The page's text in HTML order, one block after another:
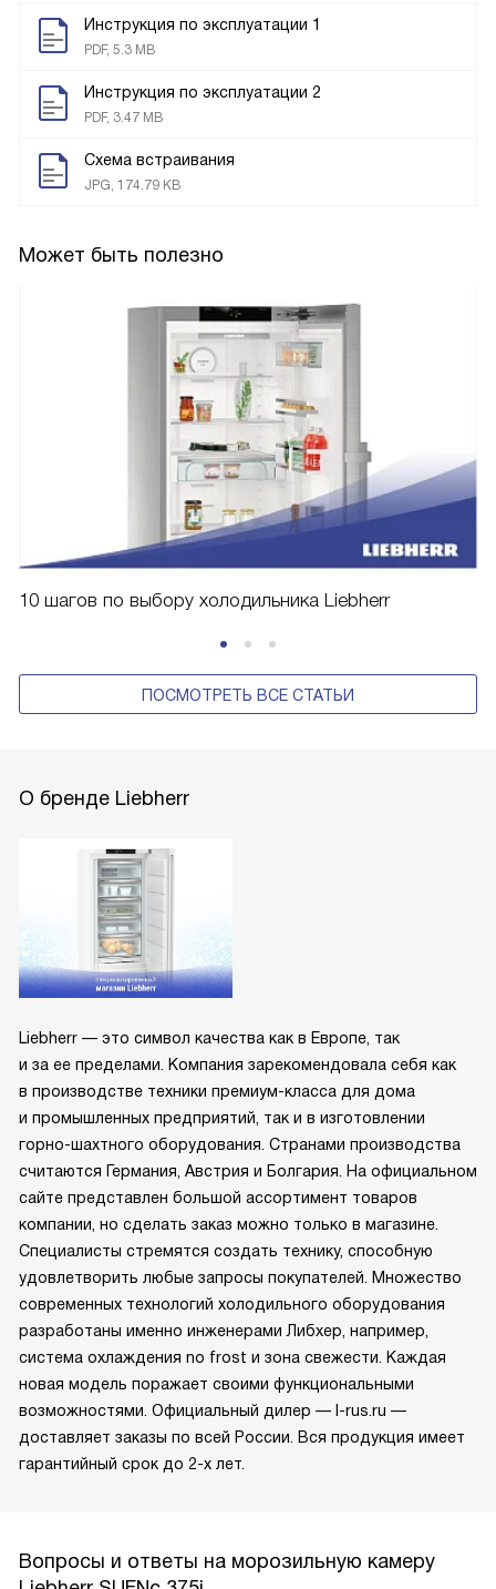
Инструкция по эксплуатации 1
PDF, 5.3 MB
Инструкция по эксплуатации 2
PDF, 3.47 MB
Схема встраивания
JPG, 174.79 KB
Может быть полезно
10 шагов по выбору холодильника Liebherr
ПОСМОТРЕТЬ ВСЕ СТАТЬИ
О бренде Liebherr
Liebherr — это символ качества как в Европе, так
и за ее пределами. Компания зарекомендовала себя как
в производстве техники премиум-класса для дома
и промышленных предприятий, так и в изготовлении
горно-шахтного оборудования. Странами производства
считаются Германия, Австрия и Болгария. На официальном
сайте представлен большой ассортимент товаров
компании, но сделать заказ можно только в магазине.
Специалисты стремятся создать технику, способную
удовлетворить любые запросы покупателей. Множество
современных технологий холодильного оборудования
разработаны именно инженерами Либхер, например,
система охлаждения no frost и зона свежести. Каждая
новая модель поражает своими функциональными
возможностями. Официальный дилер — l-rus.ru —
доставляет заказы по всей России. Вся продукция имеет
гарантийный срок до 2-х лет.
Вопросы и ответы на морозильную камеру